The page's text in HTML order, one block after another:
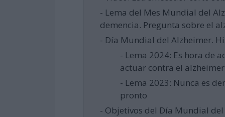
- Lema del Mes Mundial del
demencia. Pregunta sobre el
- Día Mundial del Alzheimer.
- Lema 2024: Es hora de
actuar contra el alzheimer
- Lema 2023: Nunca es
pronto
- Objetivos del Día Mundial